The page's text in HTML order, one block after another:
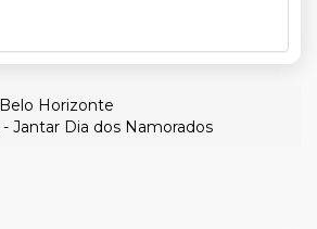
Belo Horizonte
Jantar Dia dos Namorados